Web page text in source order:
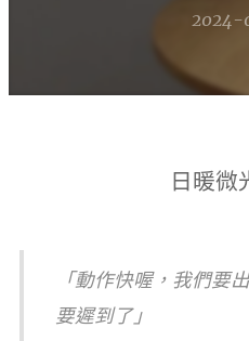
2024-
日暖微
「動作快喔，我們要
要遲到了」